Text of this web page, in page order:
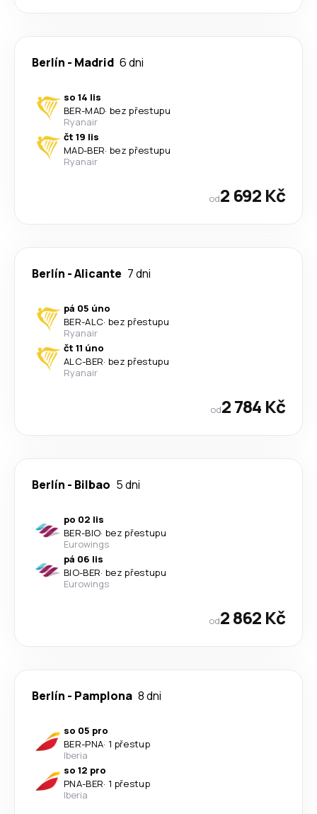
Berlín - Madrid 6 dni
so 14 lis
BER-MAD· bez přestupu
Ryanair
čt 19 lis
MAD-BER· bez přestupu
Ryanair
od2 692 Kč
Berlín -Alicante 7 dni
pá 05 úno
BER-ALC· bez přestupu
Ryanair
čt 11 úno
ALC-BER· bez přestupu
Ryanair
od2 784 Kč
Berlín - Bilbao 5 dni
po 02 lis
BER-BIO· bez přestupu
Eurowings
pá 06 lis
BIO-BER· bez přestupu
Eurowings
od2 862 Kč
Berlín - Pamplona 8 dni
so 05 pro
BER-PNA· 1 přestup
Iberia
so 12 pro
PNA-BER· 1 přestup
Iberia